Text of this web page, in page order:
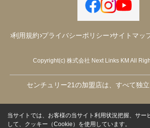
利用規約 プライバシーポリシー サイトマッ
Copyright(c) 株式会社 Next Links KM All
センチュリー21の加盟店は、すべて独立
当サイトでは、お客様の当サイト利用状況把握、サー
して、クッキー（Cookie）を使用しています。